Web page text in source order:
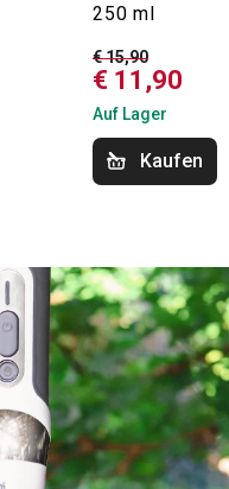
250 ml
€ 15,90
€ 11,90
Auf Lager
Kaufen